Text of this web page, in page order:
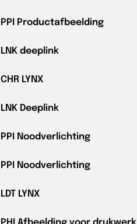
PPI Productafbeelding
LNKdeeplink
CHR LYNX
LNK Deeplink
PPI Noodverlichting
PPI Noodverlichting
LDT LYNX
PHI Afbeelding voor drukwerk